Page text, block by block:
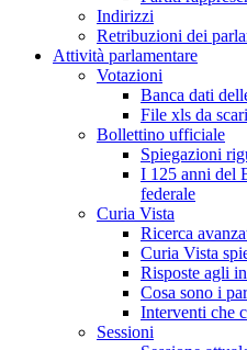
Indirizzi
Retribuzioni dei
Attività parlamentare
Votazioni
Banca dati
File xls da
Bollettino ufficiale
Spiegazioni
I 125 anni del
federale
Curia Vista
Ricerca
Curia Vista
Risposte agli
Cosa sono i
Interventi che
Sessioni